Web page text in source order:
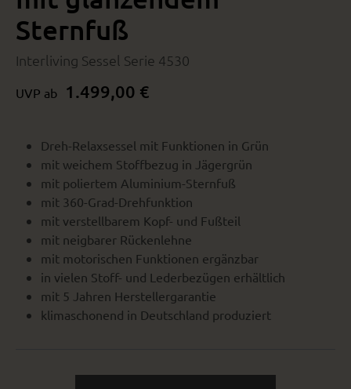
Sternfuß
Interliving Sessel Serie 4530
UVP ab 1.499,00 €
Dreh-Relaxsessel mit Funktionen in Grün
mit weichem Stoffbezug in Jägergrün
mit poliertem Aluminium-Sternfuß
mit 360-Grad-Drehfunktion
mit verstellbarem Kopf- und Fußteil
mit neigbarer Rückenlehne
mit motorischen Funktionen ergänzbar
in vielen Stoff- und Lederbezügen erhältlich
mit 5 Jahren Herstellergarantie
klimaschonend in Deutschland produziert